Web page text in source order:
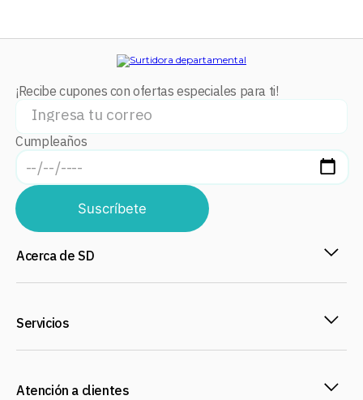
¡Recibe cupones con ofertas especiales para ti!
Cumpleaños
Suscríbete
Acerca de SD
Servicios
Atención a clientes